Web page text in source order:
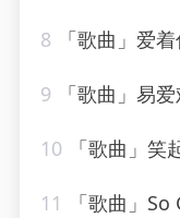
8 「歌曲」爱
9 「歌曲」易
10 「歌曲」
11 「歌曲」So